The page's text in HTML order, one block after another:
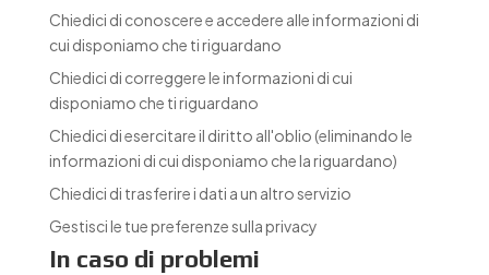
Chiedici di conoscere e accedere alle informazioni di
cui disponiamo che ti riguardano
Chiedici di correggere le informazioni di cui
disponiamo che ti riguardano
Chiedici di esercitare il diritto all'oblio (eliminando le
informazioni di cui disponiamo che la riguardano)
Chiedici di trasferire i dati a un altro servizio
Gestisci le tue preferenze sulla privacy
In caso di problemi